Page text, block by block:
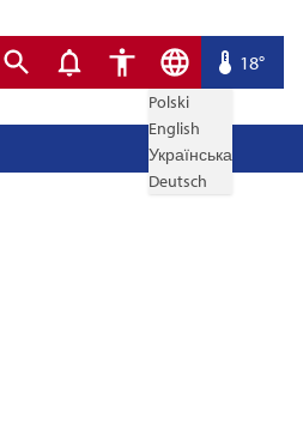
Polski
English
Українська
Deutsch
18°